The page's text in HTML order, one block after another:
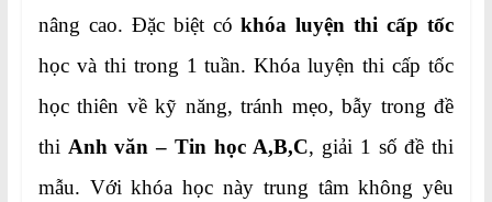
nâng cao. Đặc biệt cókhóa luyện thi cấp tốc
học và thi trong 1 tuần. Khóa luyện thi cấp tốc
học thiên về kỹ năng, tránh mẹo, bẫy trong đề
thi Anh văn – Tin học A,B,C, giải 1 số đề thi
mẫu. Với khóa học này trung tâm không yêu